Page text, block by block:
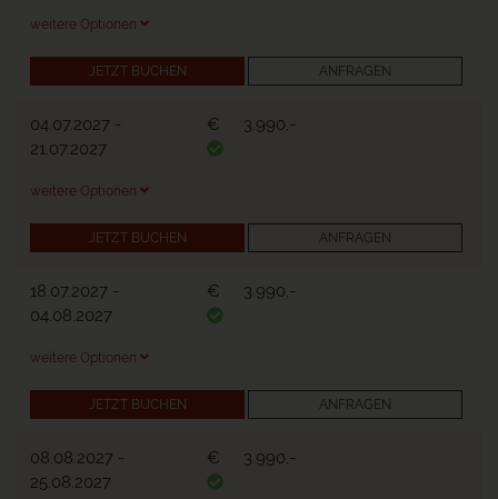
weitere Optionen
JETZT BUCHEN ANFRAGEN
04.07.2027 -
21.07.2027
€ 3.990,-
weitere Optionen
JETZT BUCHEN ANFRAGEN
18.07.2027 -
04.08.2027
€ 3.990,-
weitere Optionen
JETZT BUCHEN ANFRAGEN
08.08.2027 -
25.08.2027
€ 3.990,-